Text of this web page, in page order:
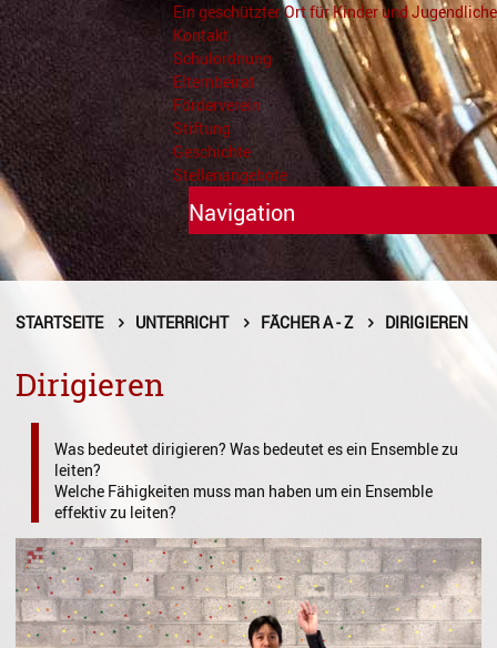
Ein geschützter Ort für Kinder und Jugendliche
Kontakt
Schulordnung
Elternbeirat
Förderverein
Stiftung
Geschichte
Stellenangebote
Navigation
Unterricht
Fächer A - Z
Dirigieren
Elementare Musikpädagogik
Feldenkrais
Gesang
Instrumentenkarussell
STARTSEITE UNTERRICHT FÄCHER A - Z DIRIGIEREN
Dirigieren
Was bedeutet dirigieren? Was bedeutet es ein Ensemble zu
leiten?
Welche Fähigkeiten muss man haben um ein Ensemble
effektiv zu leiten?